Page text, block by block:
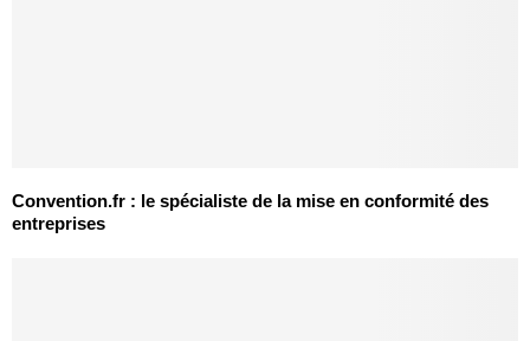
Convention.fr : le spécialiste de la mise en conformité des
entreprises